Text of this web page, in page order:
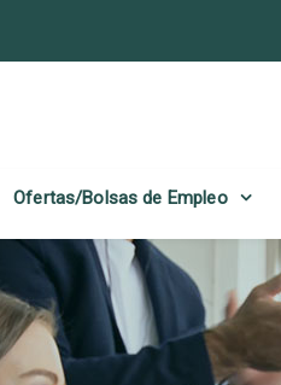
Ofertas/Bolsas de Empleo